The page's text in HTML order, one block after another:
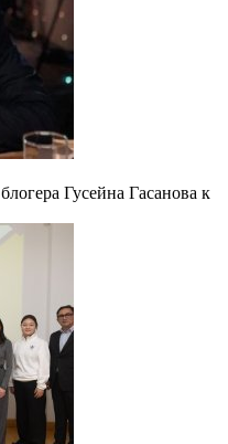
Гусейна Гасанова к